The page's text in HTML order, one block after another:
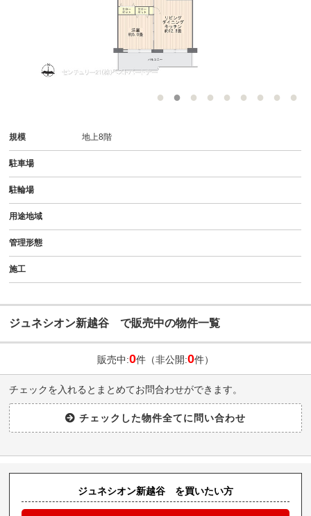
規模 地上8階
駐車場
駐輪場
用途地域
管理形態
施工
ジュネシオン新越谷 で販売中の物件一覧
販売中:0件（非公開:0件）
チェックを入れるとまとめてお問合わせができます。
ジュネシオン新越谷 を買いたい方